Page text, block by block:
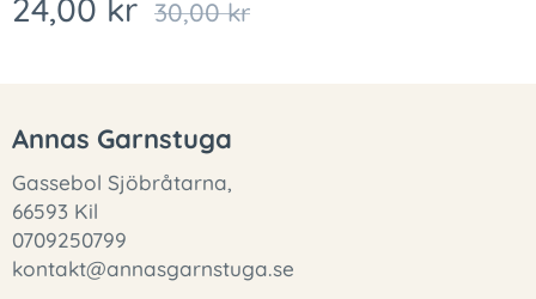
24,00 kr 30,00kr
Annas Garnstuga
Gassebol Sjöbråtarna,
66593 Kil
0709250799
kontakt@annasgarnstuga.se